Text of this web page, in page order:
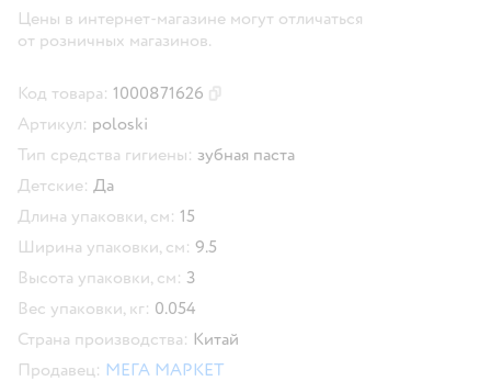
Цены в интернет-магазине могут отличаться
от розничных магазинов.
Код товара: 1000871626
Артикул: poloski
Тип средства гигиены: зубная паста
Детские: Да
Длина упаковки, см: 15
Ширина упаковки, см: 9.5
Высота упаковки, см: 3
Вес упаковки, кг: 0.054
Страна производства: Китай
Продавец: МЕГА МАРКЕТ